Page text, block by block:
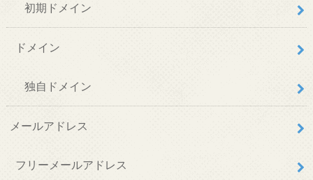
初期ドメイン
ドメイン
独自ドメイン
メールアドレス
フリーメールアドレス